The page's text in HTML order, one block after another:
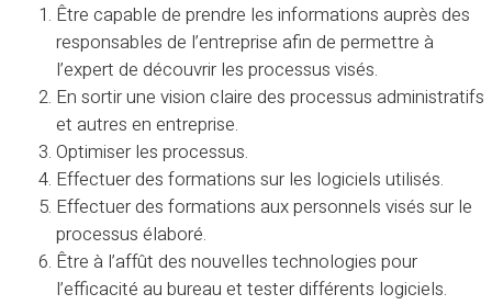
Être capable de prendre les informations auprès des
responsables de l’entreprise afin de permettre à
l’expert de découvrir les processus visés.
En sortir une vision claire des processus administratifs
et autres en entreprise.
Optimiser les processus.
Effectuer des formations sur les logiciels utilisés.
Effectuer des formations aux personnels visés sur le
processus élaboré.
Être à l’affût des nouvelles technologies pour
l’efficacité au bureau et tester différents logiciels.